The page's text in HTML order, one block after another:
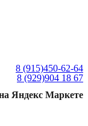
8 (915)450-62-64
8 (929)904 18 67
Яндекс Маркете